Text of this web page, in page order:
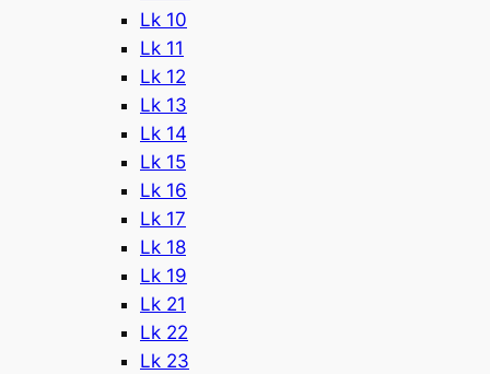
Lk 10
Lk 11
Lk 12
Lk 13
Lk 14
Lk 15
Lk 16
Lk 17
Lk 18
Lk 19
Lk 21
Lk 22
Lk 23